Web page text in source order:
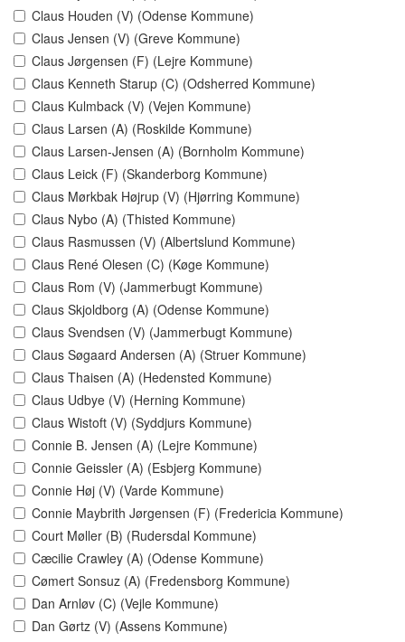
Claus Houden (V) (Odense Kommune)
Claus Jensen (V) (Greve Kommune)
Claus Jørgensen (F) (Lejre Kommune)
Claus Kenneth Starup (C) (Odsherred Kommune)
Claus Kulmback (V) (Vejen Kommune)
Claus Larsen (A) (Roskilde Kommune)
Claus Larsen-Jensen (A) (Bornholm Kommune)
Claus Leick (F) (Skanderborg Kommune)
Claus Mørkbak Højrup (V) (Hjørring Kommune)
Claus Nybo (A) (Thisted Kommune)
Claus Rasmussen (V) (Albertslund Kommune)
Claus René Olesen (C) (Køge Kommune)
Claus Rom (V) (Jammerbugt Kommune)
Claus Skjoldborg (A) (Odense Kommune)
Claus Svendsen (V) (Jammerbugt Kommune)
Claus Søgaard Andersen (A) (Struer Kommune)
Claus Thaisen (A) (Hedensted Kommune)
Claus Udbye (V) (Herning Kommune)
Claus Wistoft (V) (Syddjurs Kommune)
Connie B. Jensen (A) (Lejre Kommune)
Connie Geissler (A) (Esbjerg Kommune)
Connie Høj (V) (Varde Kommune)
Connie Maybrith Jørgensen (F) (Fredericia Kommune)
Court Møller (B) (Rudersdal Kommune)
Cæcilie Crawley (A) (Odense Kommune)
Cømert Sonsuz (A) (Fredensborg Kommune)
Dan Arnløv (C) (Vejle Kommune)
Dan Gørtz (V) (Assens Kommune)